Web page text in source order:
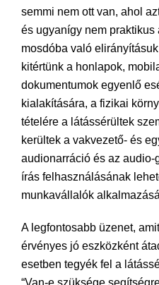
semmi nem ott van, ahol
és ugyanígy nem praktikus
mosdóba való
kitértünk a honlapok,
dokumentumok egyenlő
kialakítására, a fizikai
tételére a látássérültek
kerültek a vakvezető- és
audionarráció és az
írás felhasználásának
munkavállalók
A legfontosabb üzenet,
érvényes jó eszközként
esetben tegyék fel a
“Van-e szüksége